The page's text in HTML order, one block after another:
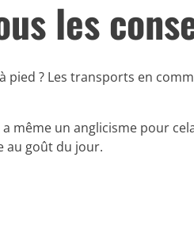
les
? Les transports en
même un anglicisme pour
au goût du jour.